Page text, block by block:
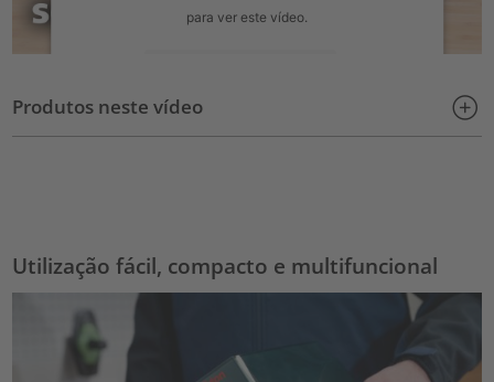
para ver este vídeo.
Produtos neste vídeo
Utilização fácil, compacto e multifuncional